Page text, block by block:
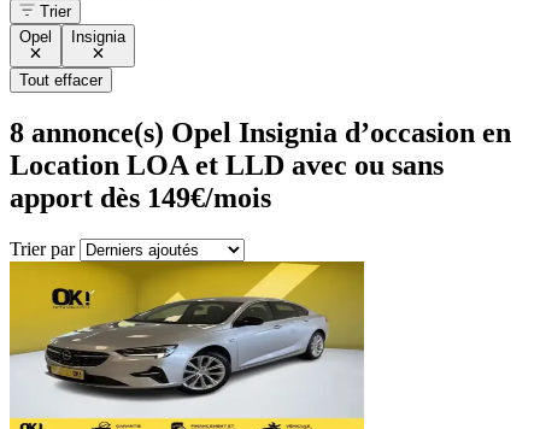
Trier
Opel
Insignia
Tout effacer
8 annonce(s) Opel Insignia d’occasion en
Location LOA et LLD avec ou sans
apport dès 149€/mois
Trier par